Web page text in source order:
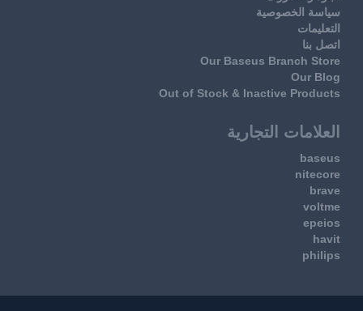
سياسة الخصوصية
التعليمات
اتصل بنا
Our Baseus Branch Store
Our Blog
Out of Stock & Inactive Products
العلامات التجارية
baseus
nitecore
brave
voltme
epeios
havit
philips